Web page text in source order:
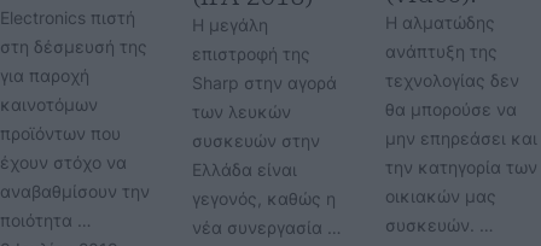
Electronics πιστή
στη δέσμευσή της
για παροχή
καινοτόμων
προϊόντων που
έχουν στόχο να
αναβαθμίσουν την
ποιότητα …
Η μεγάλη
επιστροφή της
Sharp στην αγορά
των λευκών
συσκευών στην
Ελλάδα είναι
γεγονός, καθώς η
νέα συνεργασία …
Η αλματώδης
ανάπτυξη της
τεχνολογίας δεν
θα μπορούσε να
μην επηρεάσει και
την κατηγορία των
οικιακών μας
συσκευών. …